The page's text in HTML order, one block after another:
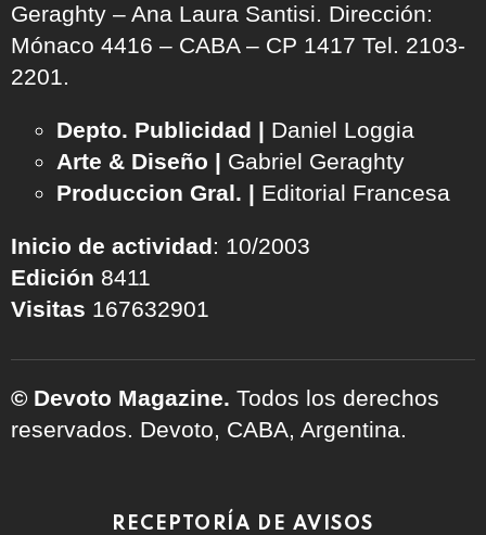
Geraghty – Ana Laura Santisi. Dirección:
Mónaco 4416 – CABA – CP 1417 Tel. 2103-
2201.
Depto. Publicidad | Daniel Loggia
Arte & Diseño | Gabriel Geraghty
Produccion Gral. | Editorial Francesa
Inicio de actividad: 10/2003
Edición 8411
Visitas 167632901
© Devoto Magazine. Todos los derechos
reservados. Devoto, CABA, Argentina.
RECEPTORÍA DE AVISOS